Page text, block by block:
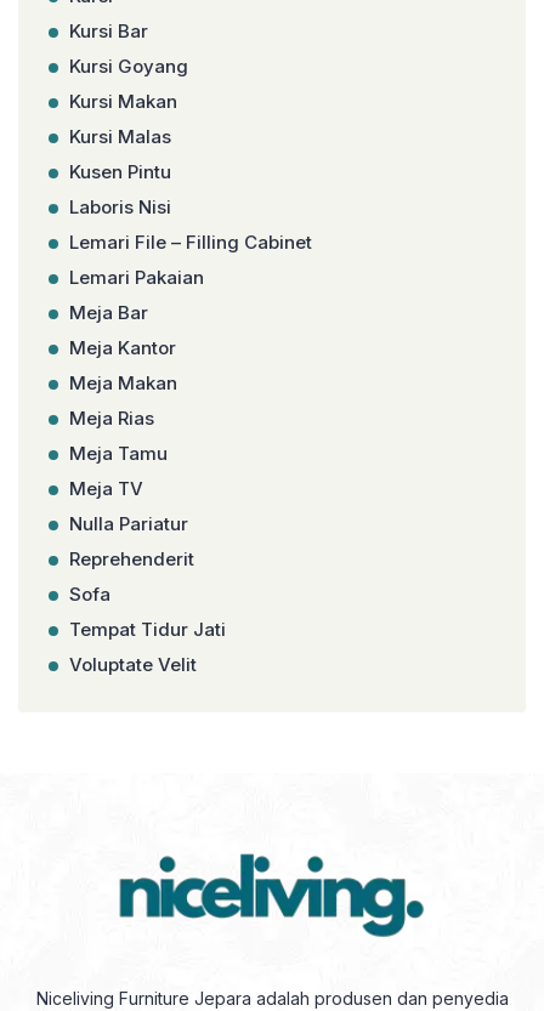
Kursi Bar
Kursi Goyang
Kursi Makan
Kursi Malas
Kusen Pintu
Laboris Nisi
Lemari File – Filling Cabinet
Lemari Pakaian
Meja Bar
Meja Kantor
Meja Makan
Meja Rias
Meja Tamu
Meja TV
Nulla Pariatur
Reprehenderit
Sofa
Tempat Tidur Jati
Voluptate Velit
Niceliving Furniture Jepara adalah produsen dan penyedia